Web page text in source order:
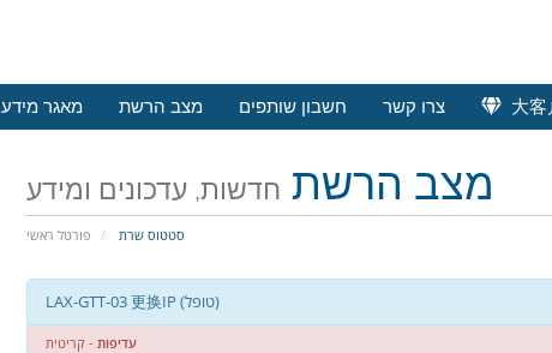
מאגר מידע מצב הרשת חשבון שותפים צרו קשר 大客
מצב הרשת חדשות, עדכונים ומידע
פורטל ראשי סטטוס שרת
LAX-GTT-03 更换IP (טופל)
עדיפות - קריטית